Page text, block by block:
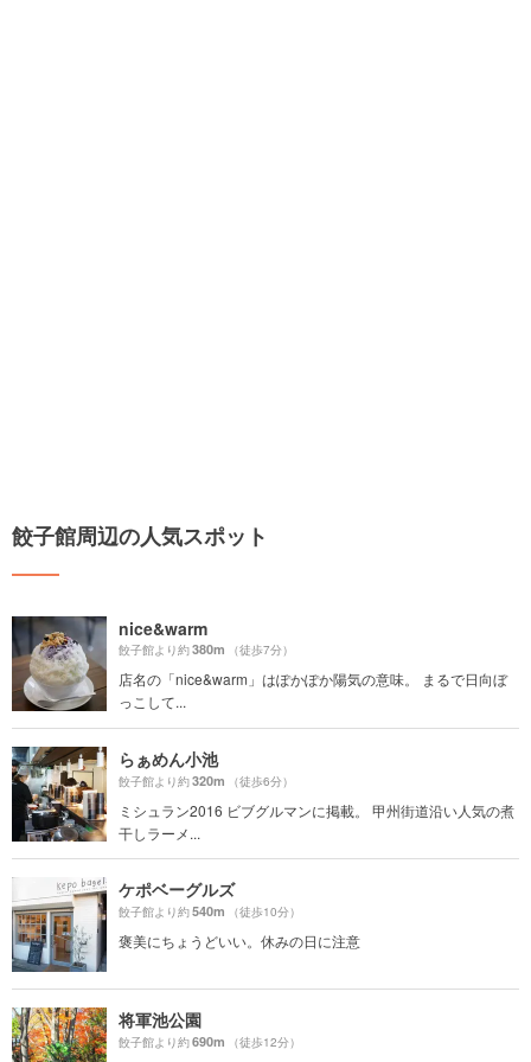
餃子館周辺の人気スポット
nice&warm
餃子館より約380m （徒歩7分）
店名の「nice&warm」はぽかぽか陽気の意味。 まるで日向ぼ
っこして...
らぁめん小池
餃子館より約320m （徒歩6分）
ミシュラン2016 ビブグルマンに掲載。 甲州街道沿い人気の煮
干しラーメ...
ケポベーグルズ
餃子館より約540m （徒歩10分）
褒美にちょうどいい。休みの日に注意
将軍池公園
餃子館より約690m （徒歩12分）